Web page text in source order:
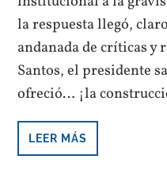
la respuesta llegó,
andanada de críticas y
Santos, el presidente
ofreció… ¡la
LEER MÁS